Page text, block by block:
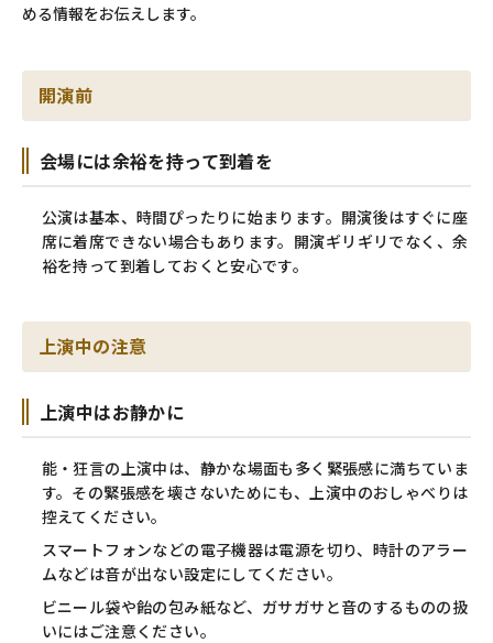
める情報をお伝えします。
開演前
会場には余裕を持って到着を
公演は基本、時間ぴったりに始まります。開演後はすぐに座
席に着席できない場合もあります。 開演ギリギリでなく、余
裕を持って到着しておくと安心です。
上演中の注意
上演中はお静かに
能・狂言の上演中は、静かな場面も多く緊張感に満ちていま
す。 その緊張感を壊さないためにも、上演中のおしゃべりは
控えてください。
スマートフォンなどの電子機器は電源を切り、時計のアラー
ムなどは音が出ない設定にしてください。
ビニール袋や飴の包み紙など、ガサガサと音のするものの扱
いにはご注意ください。